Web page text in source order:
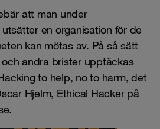
att man under
en organisation för de
kan mötas av. På så sätt
andra brister upptäckas
to help, no to harm, det
Hjelm, Ethical Hacker på